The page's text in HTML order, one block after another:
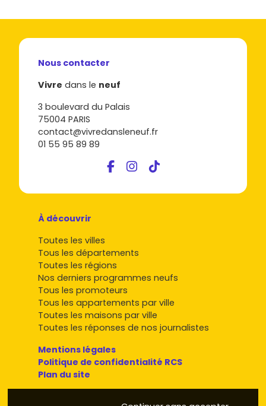
Nous contacter
Vivre dans le neuf
3 boulevard du Palais
75004 PARIS
contact@vivredansleneuf.fr
01 55 95 89 89
À découvrir
Toutes les villes
Tous les départements
Toutes les régions
Nos derniers programmes neufs
Tous les promoteurs
Tous les appartements par ville
Toutes les maisons par ville
Toutes les réponses de nos journalistes
Mentions légales
Politique de confidentialité RCS
Plan du site